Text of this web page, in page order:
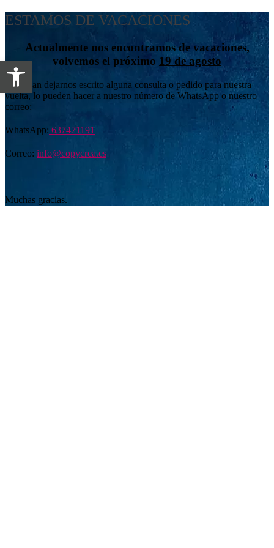
ESTAMOS DE VACACIONES
Actualmente nos encontramos de vacaciones,
volvemos el próximo 19 de agosto
Si desean dejarnos escrito alguna consulta o pedido para nuestra
vuelta, lo pueden hacer a nuestro número de WhatsApp o nuestro
correo:
WhatsApp: 637471191
Correo: info@copycrea.es
Muchas gracias.
Abrir barra de herramientas